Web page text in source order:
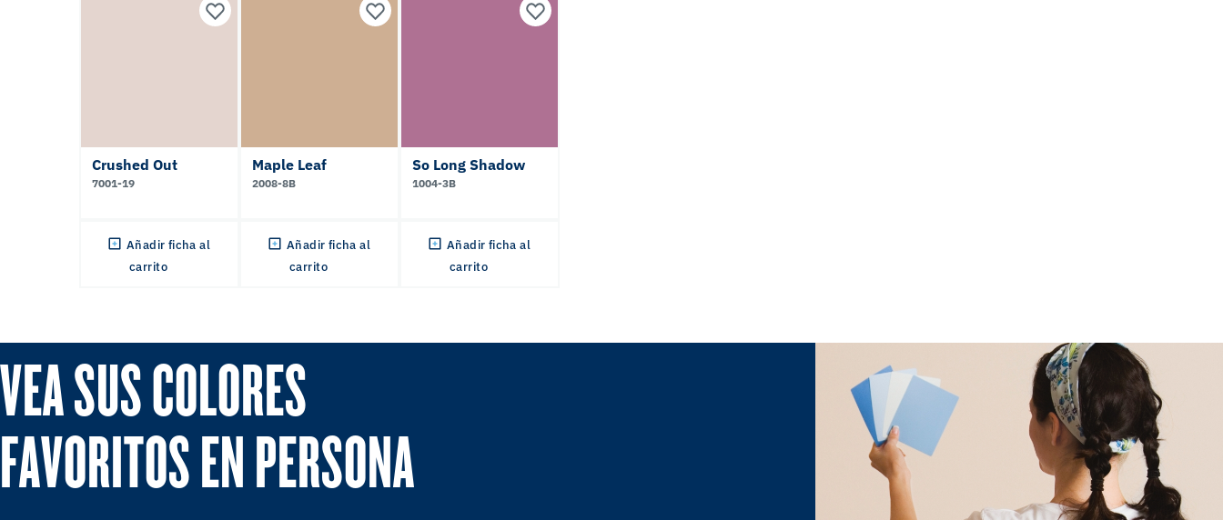
Crushed Out
7001-19
Añadir ficha al
carrito
Maple Leaf
2008-8B
Añadir ficha al
carrito
So Long Shadow
1004-3B
Añadir ficha al
carrito
VEA SUS COLORES
FAVORITOS EN PERSONA